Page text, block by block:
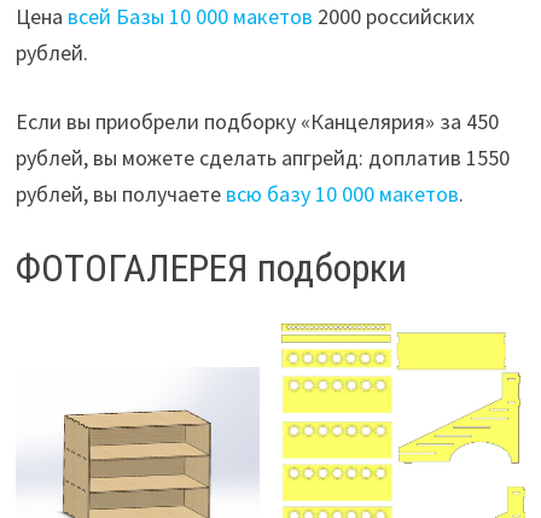
Цена всей Базы 10 000 макетов 2000 российских
рублей.
Если вы приобрели подборку «Канцелярия» за 450
рублей, вы можете сделать апгрейд: доплатив 1550
рублей, вы получаете всю базу 10 000 макетов.
ФОТОГАЛЕРЕЯ подборки